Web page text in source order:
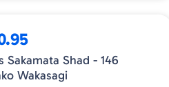
Sakamata Shad - 146
Wakasagi